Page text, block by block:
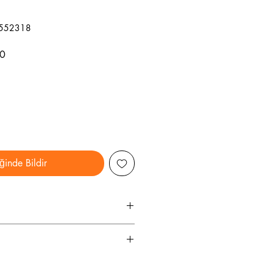
İndirimli
Bildir